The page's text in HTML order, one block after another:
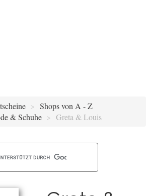
Shops von A - Z
& Schuhe Greta & Louis